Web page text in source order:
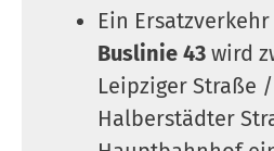
Ein
Buslinie 43 wird
Leipziger Straße /
Halberstädter